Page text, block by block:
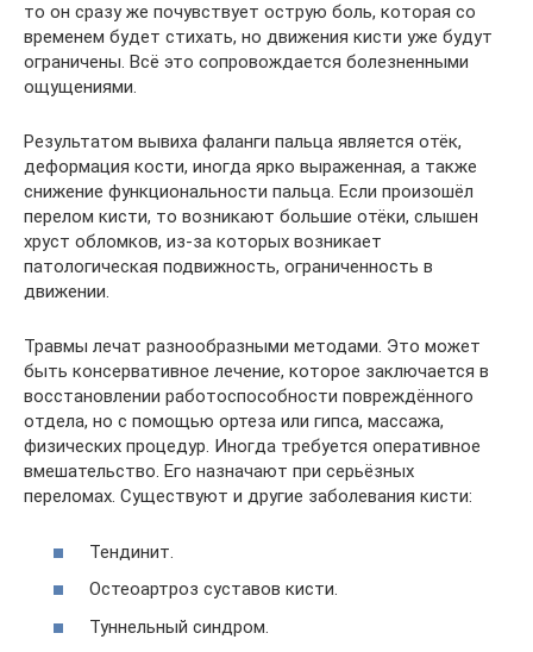
то он сразу же почувствует острую боль, которая со
временем будет стихать, но движения кисти уже будут
ограничены. Всё это сопровождается болезненными
ощущениями.
Результатом вывиха фаланги пальца является отёк,
деформация кости, иногда ярко выраженная, а также
снижение функциональности пальца. Если произошёл
перелом кисти, то возникают большие отёки, слышен
хруст обломков, из-за которых возникает
патологическая подвижность, ограниченность в
движении.
Травмы лечат разнообразными методами. Это может
быть консервативное лечение, которое заключается в
восстановлении работоспособности повреждённого
отдела, но с помощью ортеза или гипса, массажа,
физических процедур. Иногда требуется оперативное
вмешательство. Его назначают при серьёзных
переломах. Существуют и другие заболевания кисти:
Тендинит.
Остеоартроз суставов кисти.
Туннельный синдром.